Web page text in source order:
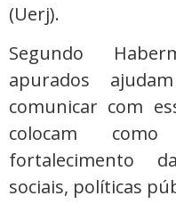
(Uerj).
Segundo
apurados
comunicar com
colocam
fortalecimento
sociais, políticas